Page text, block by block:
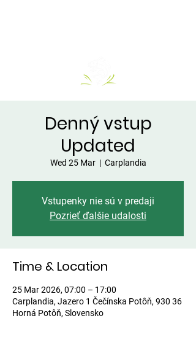
Denný vstup
Updated
Wed 25 Mar
  |
Carplandia
Vstupenky nie sú v predaji
Pozrieť ďalšie udalosti
Time & Location
25 Mar 2026, 07:00 – 17:00
Carplandia, Jazero 1 Čečínska Potôň, 930 36
Horná Potôň, Slovensko